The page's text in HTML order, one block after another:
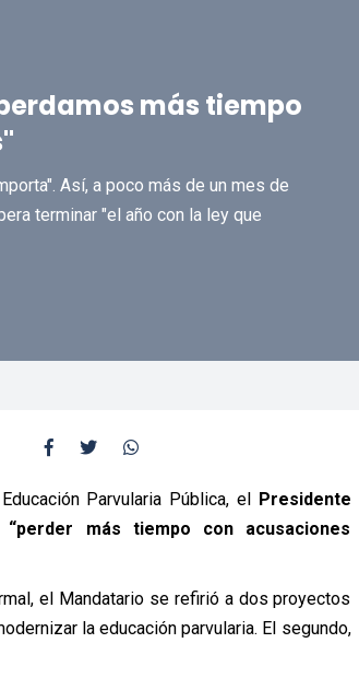
más tiempo
Así, a poco más de un mes de
terminar "el año con la ley que
Parvularia Pública, el Presidente
más tiempo con acusaciones
el Mandatario se refirió a dos proyectos
la educación parvularia. El segundo,